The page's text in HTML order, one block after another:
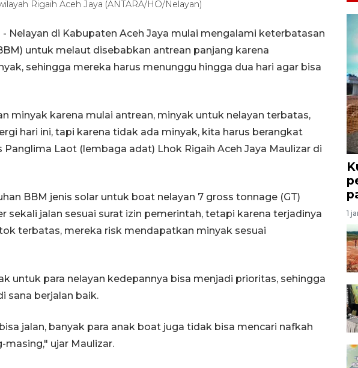
Rigaih Aceh Jaya (ANTARA/HO/Nelayan)
- Nelayan di Kabupaten Aceh Jaya mulai mengalami keterbatasan
untuk melaut disebabkan antrean panjang karena
sehingga mereka harus menunggu hingga dua hari agar bisa
minyak karena mulai antrean, minyak untuk nelayan terbatas,
hari ini, tapi karena tidak ada minyak, kita harus berangkat
Panglima Laot (lembaga adat) Lhok Rigaih Aceh Jaya Maulizar di
BBM jenis solar untuk boat nelayan 7 gross tonnage (GT)
sekali jalan sesuai surat izin pemerintah, tetapi karena terjadinya
terbatas, mereka risk mendapatkan minyak sesuai
untuk para nelayan kedepannya bisa menjadi prioritas, sehingga
sana berjalan baik.
jalan, banyak para anak boat juga tidak bisa mencari nafkah
ujar Maulizar.
1